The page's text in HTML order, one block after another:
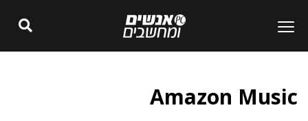
Amazon Music